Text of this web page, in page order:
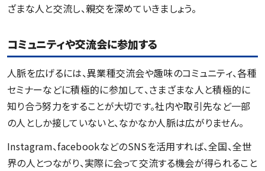
ざまな人と交流し、親交を深めていきましょう。
コミュニティや交流会に参加する
人脈を広げるには、異業種交流会や趣味のコミュニティ、各種
セミナーなどに積極的に参加して、さまざまな人と積極的に
知り合う努力をすることが大切です。社内や取引先など一部
の人としか接していないと、なかなか人脈は広がりません。
Instagram、facebookなどのSNSを活用すれば、全国、全世
界の人とつながり、実際に会って交流する機会が得られること